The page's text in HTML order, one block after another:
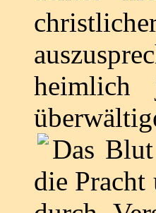
heimlich
Das
die